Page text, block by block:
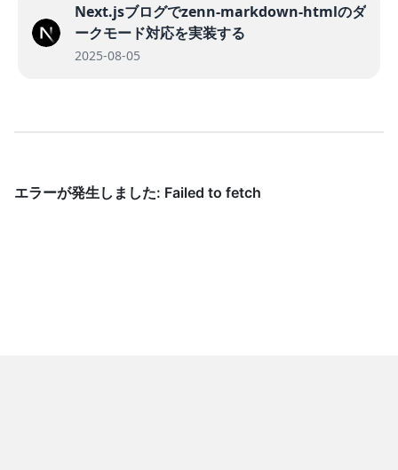
Next.jsブログでzenn-markdown-htmlのダ
ークモード対応を実装する
2025-08-05